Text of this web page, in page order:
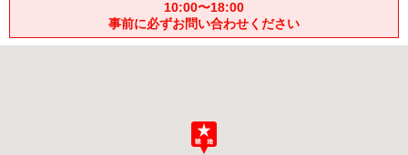
10:00〜18:00
事前に必ずお問い合わせください